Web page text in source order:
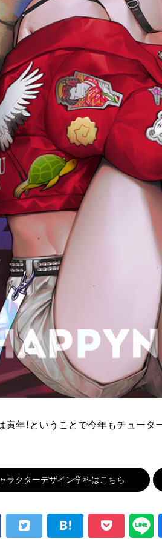
寅年！ということで今年もチュー
ラクターデザイン学科はこちら